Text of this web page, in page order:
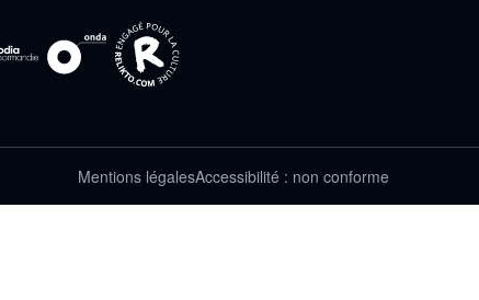
Mentions légalesAccessibilité : non conforme